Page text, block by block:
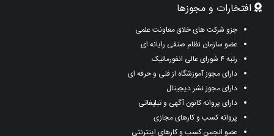
افتخارات و مجوزها
جزو شرکت های خلاق معاونت علمی
عضو سازمان نظام صنفی رایانه ای
رتبه ۴ شورای عالی انفورماتیک
دارای مجوز آموزشگاه از فنی و حرفه ای
دارای مجوز نشر دیجیتال
دارای پروانه کانون آگهی و تبلیغاتی
پروانه کسب و کارهای مجازی
عضو انجمن کسب و کارهای اینترنتی